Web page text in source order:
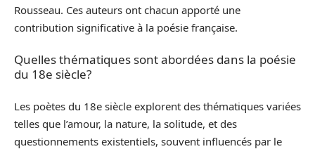
Rousseau. Ces auteurs ont chacun apporté une
contribution significative à la poésie française.
Quelles thématiques sont abordées dans la poésie
du 18e siècle?
Les poètes du 18e siècle explorent des thématiques variées
telles que l’amour, la nature, la solitude, et des
questionnements existentiels, souvent influencés par le